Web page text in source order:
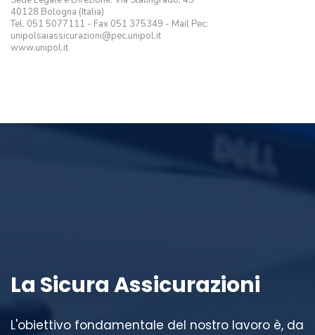
40128 Bologna (Italia)
Tel. 051 5077111 - Fax 051 375349 - Mail Pec:
unipolsaiassicurazioni@pec.unipol.it
www.unipol.it
La Sicura Assicurazioni
L'obiettivo fondamentale del nostro lavoro è, da